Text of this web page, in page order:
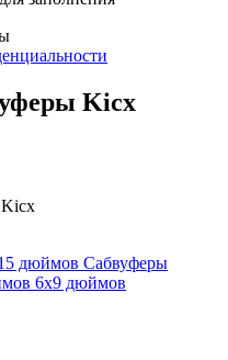
Kicx
Kicx
дюймов Сабвуферы
6x9 дюймов